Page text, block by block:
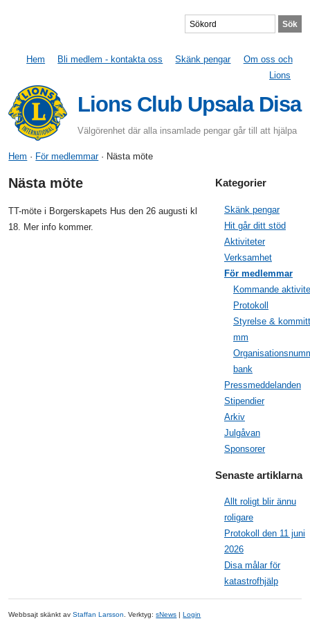
Hem Bli medlem - kontakta oss Skänk pengar
Om oss och
Lions
Lions Club Upsala Disa
Välgörenhet där alla insamlade pengar går till att hjälpa
Hem · För medlemmar· Nästa möte
Nästa möte
TT-möte i Borgerskapets Hus den 26 augusti kl
18. Mer info kommer.
Kategorier
Skänk pengar
Hit går ditt stöd
Aktiviteter
Verksamhet
För medlemmar
Kommande
Protokoll
Styrelse &
mm
bank
Pressmeddelanden
Stipendier
Arkiv
Julgåvan
Sponsorer
Senaste artiklarna
Allt roligt blir ännu
roligare
Protokoll den 11 juni
2026
Disa målar för
katastrofhjälp
Webbsajt skänkt avStaffan Larsson. Verktyg:sNews Login